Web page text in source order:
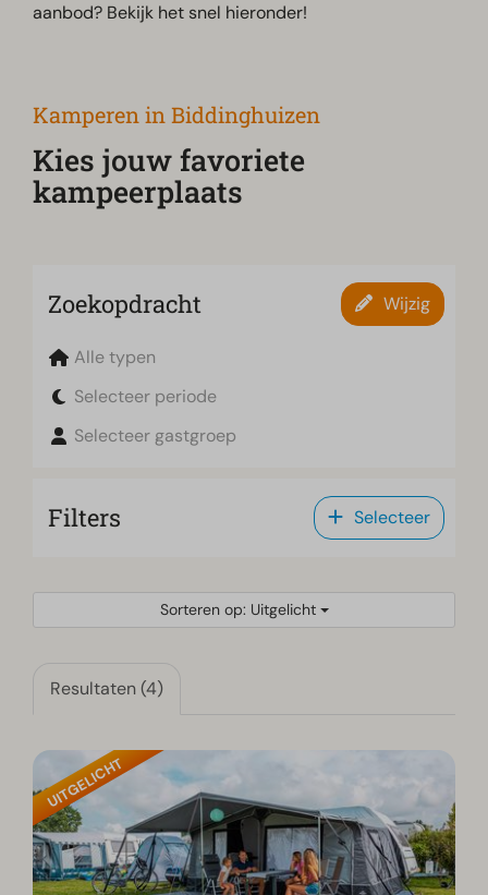
aanbod? Bekijk het snel hieronder!
Kamperen in Biddinghuizen
Kies jouw favoriete
kampeerplaats
Zoekopdracht Wijzig
Alle typen
Selecteer periode
Selecteer gastgroep
Filters Selecteer
Sorteren op: Uitgelicht
Resultaten (4)
UITGELICHT